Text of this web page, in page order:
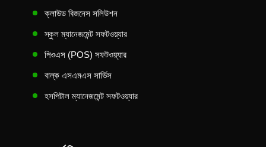
ক্লাউড বিজনেস সলিউশন
স্কুল ম্যানেজমেন্ট সফটওয়্যার
পিওএস (POS) সফটওয়্যার
বাল্ক এসএমএস সার্ভিস
হসপিটাল ম্যানেজমেন্ট সফটওয়্যার